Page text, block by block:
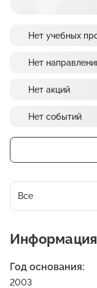
Нет учебных
Нет
Нет акций
Нет событий
Все
Информация
Год основания:
2003